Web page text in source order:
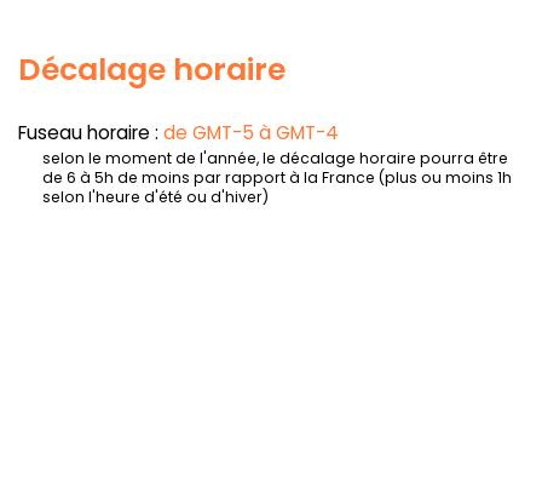
Décalage horaire
Fuseau horaire : de GMT-5 à GMT-4
selon le moment de l'année, le décalage horaire pourra être
de 6 à 5h de moins par rapport à la France (plus ou moins 1h
selon l'heure d'été ou d'hiver)